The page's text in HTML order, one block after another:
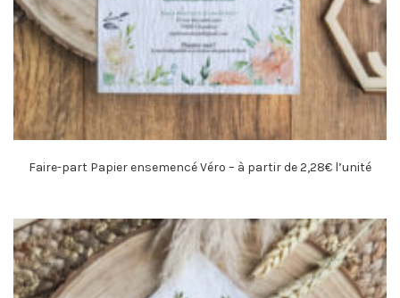
Faire-part Papier ensemencé Véro – à partir de 2,28€ l’unité